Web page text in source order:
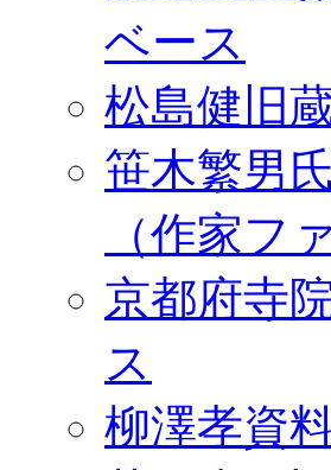
ベース
松島健旧
笹木繁男
（作家フ
京都府寺
ス
柳澤孝資